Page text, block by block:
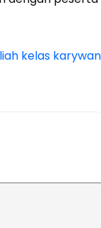
kelas karywan